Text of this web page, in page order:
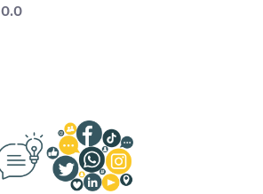
0.0La mitjana de les valoracions és de 0